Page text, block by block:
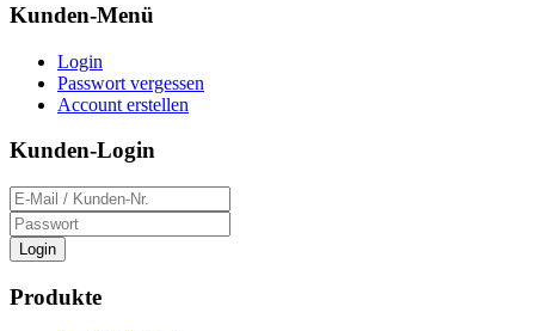
Kunden-Menü
Login
Passwort vergessen
Account erstellen
Kunden-Login
Login
Produkte